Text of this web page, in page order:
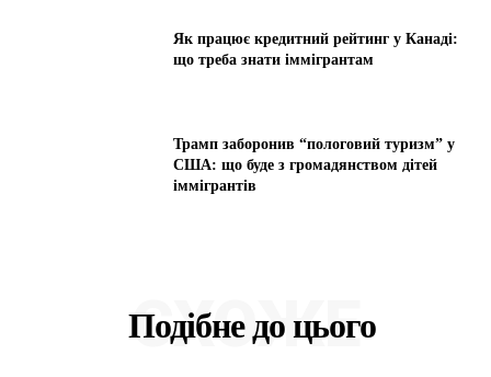
Як працює кредитний рейтинг у Канаді:
що треба знати іммігрантам
Трамп заборонив “пологовий туризм” у
США: що буде з громадянством дітей
іммігрантів
Подібне до цього
СХОЖЕ